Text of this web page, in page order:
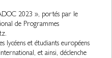
2023 », portés par le
de Programmes
lycéens et étudiants européens
et ainsi, déclenche